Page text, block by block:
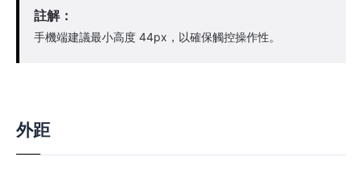
註解：
手機端建議最小高度 44px，以確保觸控操作性。
外距